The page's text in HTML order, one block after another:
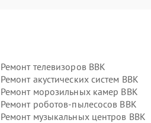
Ремонт телевизоров BBK
Ремонт акустических систем BBK
Ремонт морозильных камер BBK
Ремонт роботов-пылесосов BBK
Ремонт музыкальных центров BBK